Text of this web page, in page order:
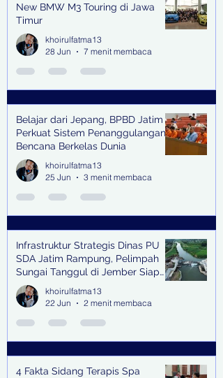
New BMW M3 Touring di Jawa
Timur
khoirulfatma13
28 Jun
7 menit membaca
Belajar dari Jepang, BPBD Jatim
Perkuat Sistem Penanggulangan
Bencana Berkelas Dunia
khoirulfatma13
25 Jun
3 menit membaca
Infrastruktur Strategis Dinas PU
SDA Jatim Rampung, Pelimpah
Sungai Tanggul di Jember Siap
Bangkitkan Swasembada Pangan
dan Pengendali Banjir
khoirulfatma13
22 Jun
2 menit membaca
4 Fakta Sidang Terapis Spa